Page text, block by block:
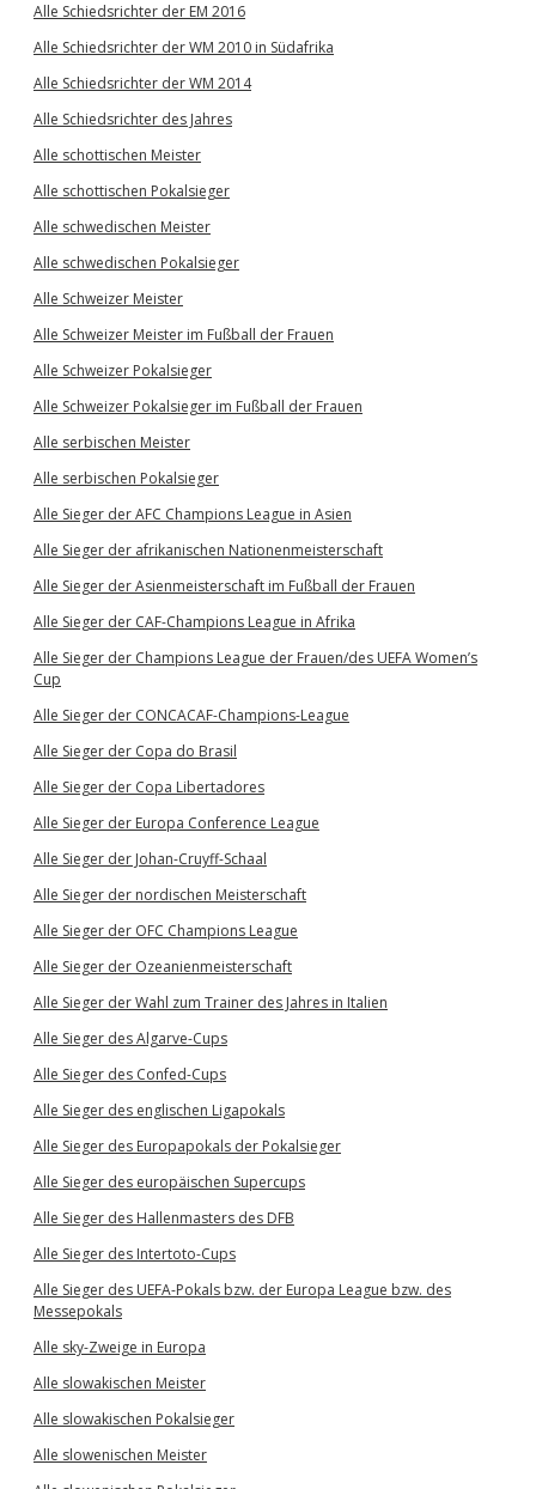
Alle Schiedsrichter der EM 2016
Alle Schiedsrichter der WM 2010 in Südafrika
Alle Schiedsrichter der WM 2014
Alle Schiedsrichter des Jahres
Alle schottischen Meister
Alle schottischen Pokalsieger
Alle schwedischen Meister
Alle schwedischen Pokalsieger
Alle Schweizer Meister
Alle Schweizer Meister im Fußball der Frauen
Alle Schweizer Pokalsieger
Alle Schweizer Pokalsieger im Fußball der Frauen
Alle serbischen Meister
Alle serbischen Pokalsieger
Alle Sieger der AFC Champions League in Asien
Alle Sieger der afrikanischen Nationenmeisterschaft
Alle Sieger der Asienmeisterschaft im Fußball der Frauen
Alle Sieger der CAF-Champions League in Afrika
Alle Sieger der Champions League der Frauen/des UEFA Women’s
Cup
Alle Sieger der CONCACAF-Champions-League
Alle Sieger der Copa do Brasil
Alle Sieger der Copa Libertadores
Alle Sieger der Europa Conference League
Alle Sieger der Johan-Cruyff-Schaal
Alle Sieger der nordischen Meisterschaft
Alle Sieger der OFC Champions League
Alle Sieger der Ozeanienmeisterschaft
Alle Sieger der Wahl zum Trainer des Jahres in Italien
Alle Sieger des Algarve-Cups
Alle Sieger des Confed-Cups
Alle Sieger des englischen Ligapokals
Alle Sieger des Europapokals der Pokalsieger
Alle Sieger des europäischen Supercups
Alle Sieger des Hallenmasters des DFB
Alle Sieger des Intertoto-Cups
Alle Sieger des UEFA-Pokals bzw. der Europa League bzw. des
Messepokals
Alle sky-Zweige in Europa
Alle slowakischen Meister
Alle slowakischen Pokalsieger
Alle slowenischen Meister